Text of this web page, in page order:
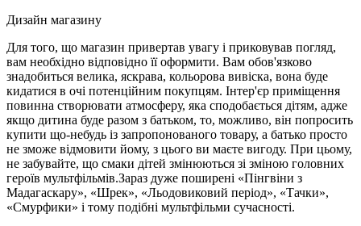
Дизайн магазину
Для того, що магазин привертав увагу і приковував погляд,
вам необхідно відповідно її оформити. Вам обов'язково
знадобиться велика, яскрава, кольорова вивіска, вона буде
кидатися в очі потенційним покупцям. Інтер'єр приміщення
повинна створювати атмосферу, яка сподобається дітям, адже
якщо дитина буде разом з батьком, то, можливо, він попросить
купити що-небудь із запропонованого товару, а батько просто
не зможе відмовити йому, з цього ви маєте вигоду. При цьому,
не забувайте, що смаки дітей змінюються зі зміною головних
героїв мультфільмів.Зараз дуже поширені «Пінгвіни з
Мадагаскару», «Шрек», «Льодовиковий період», «Тачки»,
«Смурфики» і тому подібні мультфільми сучасності.